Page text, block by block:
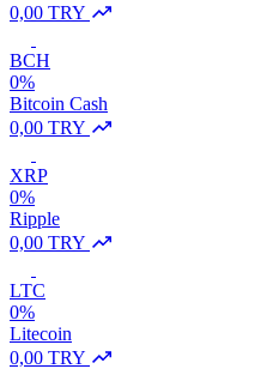
0,00 TRY
BCH
0%
Bitcoin Cash
0,00 TRY
XRP
0%
Ripple
0,00 TRY
LTC
0%
Litecoin
0,00 TRY